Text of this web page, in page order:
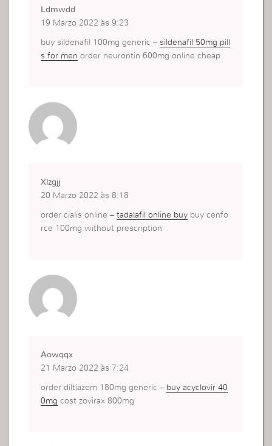
Ldmwdd
19 Marzo 2022 às 9:23
buy sildenafil 100mg generic – sildenafil 50mg pill
s for men order neurontin 600mg online cheap
Xlzgjj
20 Marzo 2022 às 8:18
order cialis online –tadalafil online buy buy cenfo
rce 100mg without prescription
Aowqqx
21 Marzo 2022 às 7:24
order diltiazem 180mg generic – buy acyclovir 40
0mg cost zovirax 800mg